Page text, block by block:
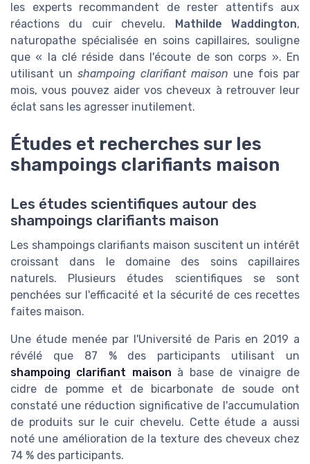
les experts recommandent de rester attentifs aux
réactions du cuir chevelu.
Mathilde Waddington,
naturopathe spécialisée en soins capillaires, souligne
que « la clé réside dans l'écoute de son corps ». En
utilisant un shampoing clarifiant maison une fois par
mois, vous pouvez aider vos cheveux à retrouver leur
éclat sans les agresser inutilement.
Études et recherches sur les
shampoings clarifiants maison
Les études scientifiques autour des
shampoings clarifiants maison
Les shampoings clarifiants maison suscitent un intérêt
croissant dans le domaine des soins capillaires
naturels. Plusieurs études scientifiques se sont
penchées sur l'efficacité et la sécurité de ces recettes
faites maison.
Une étude menée par l'Université de Paris en 2019 a
révélé que 87 % des participants utilisant un
shampoing clarifiant maison à base de vinaigre de
cidre de pomme et de bicarbonate de soude ont
constaté une réduction significative de l'accumulation
de produits sur le cuir chevelu. Cette étude a aussi
noté une amélioration de la texture des cheveux chez
74 % des participants.